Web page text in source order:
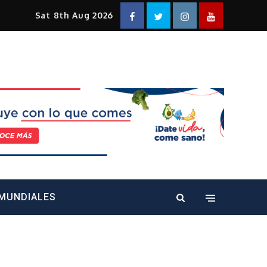
Sat 8th Aug 2026 FacebookTwitterInstagramYouTube